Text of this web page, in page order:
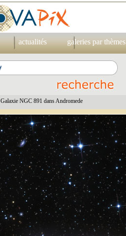
actualités galeries par thèmes
Galaxie NGC 891 dans Andromede